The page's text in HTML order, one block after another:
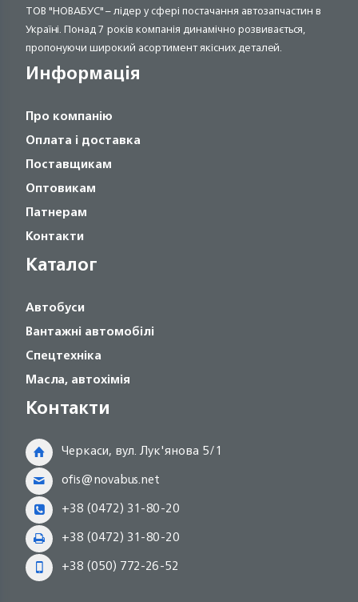
ТОВ "НОВАБУС" – лідер у сфері постачання автозапчастин в
Україні. Понад 7 років компанія динамічно розвивається,
пропонуючи широкий асортимент якісних деталей.
Информація
Про компанію
Оплата і доставка
Поставщикам
Оптовикам
Патнерам
Контакти
Каталог
Автобуси
Вантажні автомобілі
Спецтехніка
Масла, автохімія
Контакти
Черкаси, вул. Лук'янова 5/1
ofis@novabus.net
+38 (0472) 31-80-20
+38 (0472) 31-80-20
+38 (050) 772-26-52